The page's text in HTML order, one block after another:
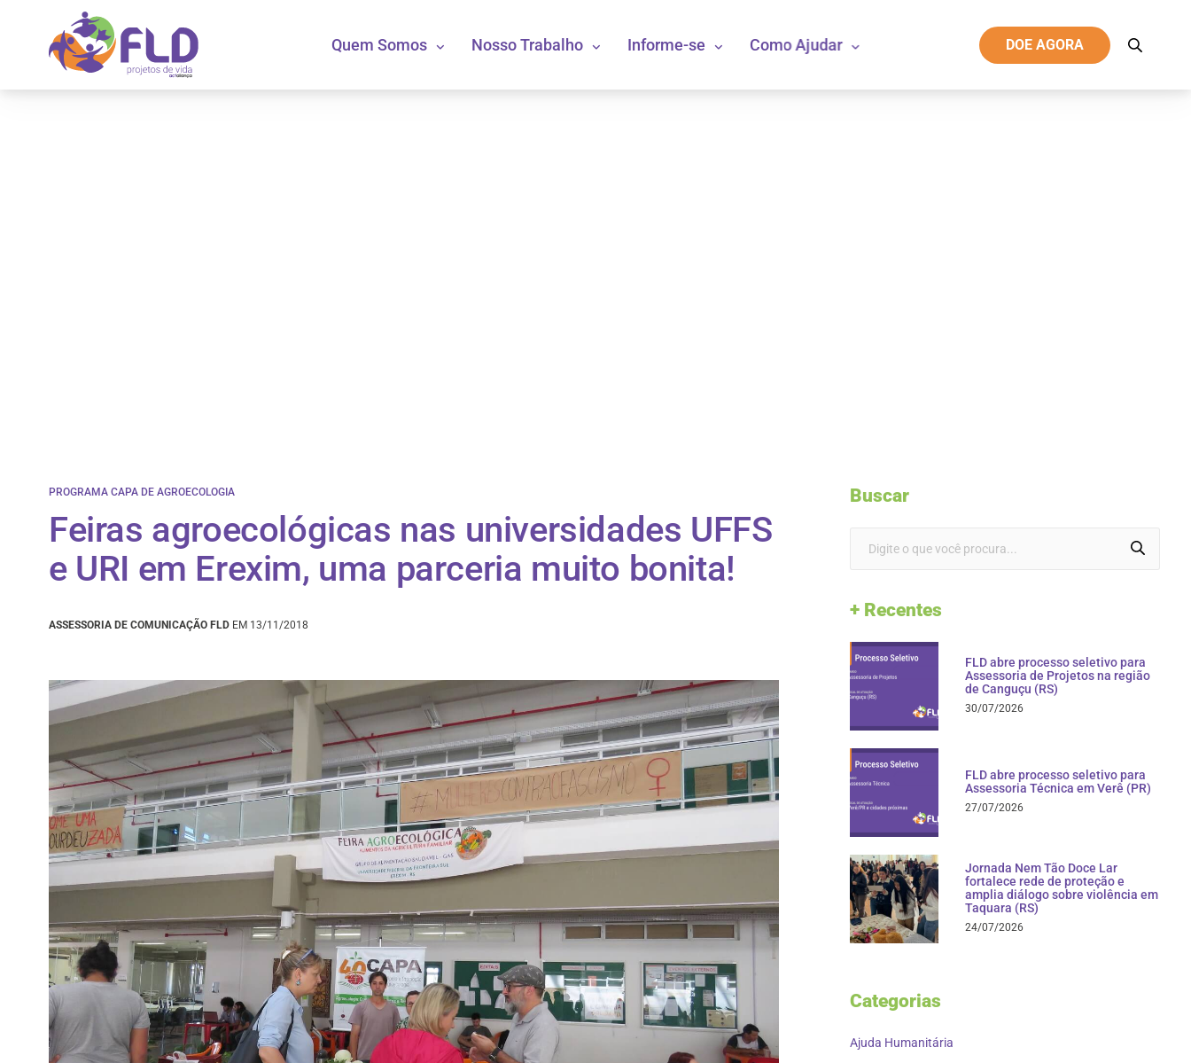
Quem Somos Nosso Trabalho Informe-se Como Ajudar DOE AGORA
PROGRAMA CAPA DE AGROECOLOGIA
Feiras agroecológicas nas universidades UFFS
e URI em Erexim, uma parceria muito bonita!
ASSESSORIA DE COMUNICAÇÃO FLD EM 13/11/2018
Buscar
+ Recentes
FLD abre processo seletivo para
Assessoria de Projetos na região
de Canguçu (RS)
30/07/2026
FLD abre processo seletivo para
Assessoria Técnica em Verê (PR)
27/07/2026
Jornada Nem Tão Doce Lar
fortalece rede de proteção e
amplia diálogo sobre violência em
Taquara (RS)
24/07/2026
Categorias
Ajuda Humanitária